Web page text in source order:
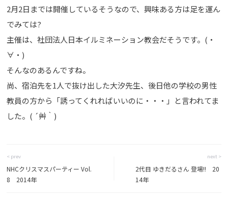
2月2日までは開催しているそうなので、興味ある方は足を運ん
でみては?
主催は、社団法人日本イルミネーション教会だそうです。(・
∀・)
そんなのあるんですね。
尚、宿泊先を1人で抜け出した大汐先生、後日他の学校の男性
教員の方から「誘ってくれればいいのに・・・」と言われてま
した。( ´艸｀)
< prev
NHCクリスマスパーティー Vol.
8 2014年
next >
2代目 ゆきだるさん 登場!! 20
14年